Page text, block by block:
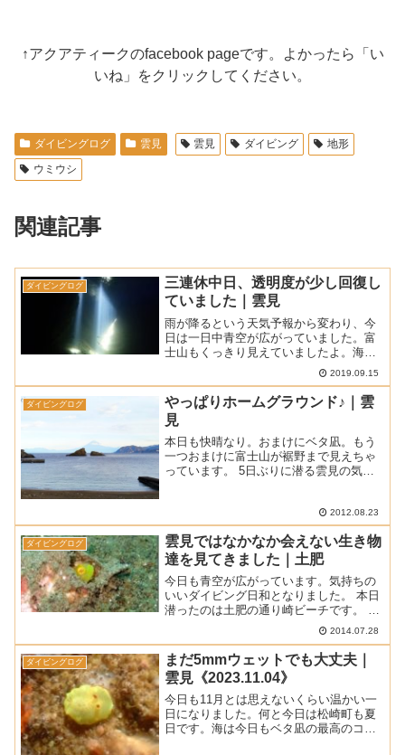
↑アクアティークのfacebook pageです。よかったら「い
いね」をクリックしてください。
ダイビングログ 雲見 雲見 ダイビング
地形
ウミウシ
関連記事
ダイビングログ
三連休中日、透明度が少し回復し
ていました｜雲見
雨が降るという天気予報から変わり、今
日は一日中青空が広がっていました。富
士山もくっきり見えていましたよ。海況
は低気圧からのうねりが少し入ってき始
めました。■ 天気 ： 晴れ■ 気温 ：
32.5℃ (松崎町アメダスによる最高気温)■
水温 ...
2019.09.15
ダイビングログ
やっぱりホームグラウンド♪｜雲
見
本日も快晴なり。おまけにベタ凪。もう
一つおまけに富士山が裾野まで見えちゃ
っています。 5日ぶりに潜る雲見の気持
2012.08.23
ダイビングログ
雲見ではなかなか会えない生き物
達を見てきました｜土肥
今日も青空が広がっています。気持ちの
いいダイビング日和となりました。 本日
潜ったのは土肥の通り崎ビーチです。 実
はここで今年2月に重油流出事故があって
重油自体はすぐに止まったのですけど水
質の調査などで時間がかかり6月中旬まで
クローズされてい...
2014.07.28
ダイビングログ
まだ5mmウェットでも大丈夫｜
雲見《2023.11.04》
今日も11月とは思えないくらい温かい一
日になりました。何と今日は松崎町も夏
日です。海は今日もベタ凪の最高のコン